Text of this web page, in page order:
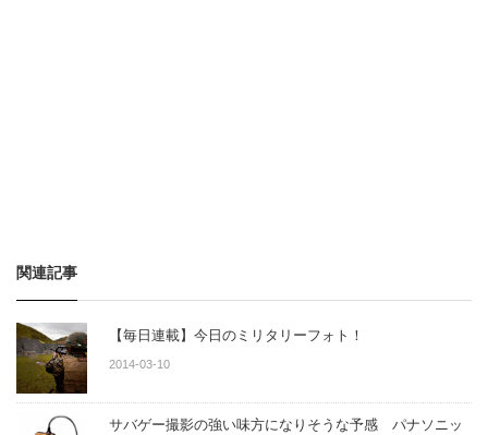
関連記事
【毎日連載】今日のミリタリーフォト！
2014-03-10
サバゲー撮影の強い味方になりそうな予感 パナソニッ